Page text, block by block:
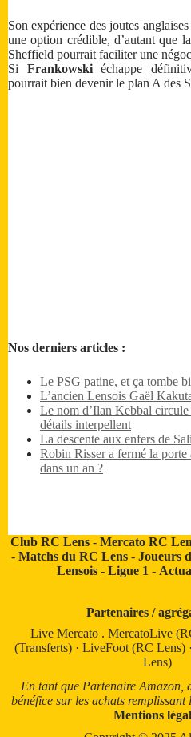
Son expérience des joutes
une option crédible, d’autant que
Sheffield pourrait faciliter une
Si Frankowskiéchappe
pourrait bien devenir le plan A des
Nos derniers articles :
Le PSG patine, et ça tombe
L’ancien Lensois Gaël
Le nom d’Ilan Kebbal
détails interpellent
La descente aux enfers de
Robin Risser a fermé la
dans un an ?
Club RC Lens -Mercato RC
- Matchs du RC Lens- Joueurs
Lensois- Ligue 1 -
Partenaires /
Live Mercato .MercatoLive
(Transferts) ·LiveFoot (RC Lens)
Lens)
En tant que Partenaire Amazon,
bénéfice sur les achats remplissant
Mentions